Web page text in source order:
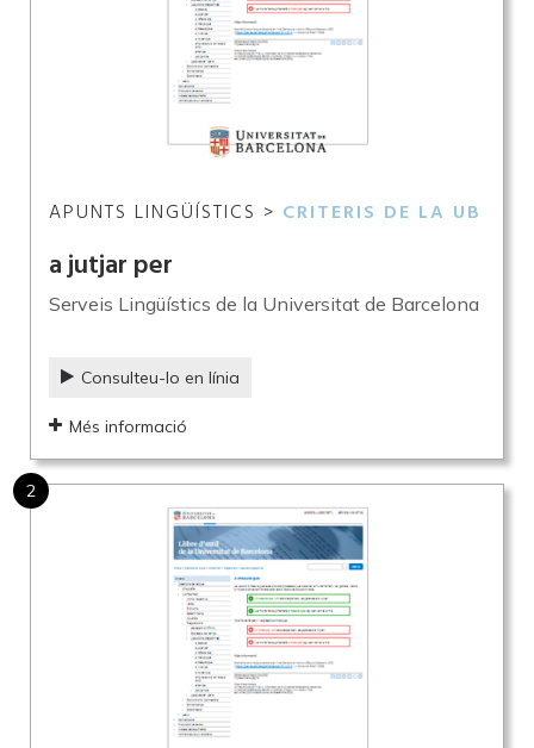
APUNTS LINGÜÍSTICS > CRITERIS DE LA UB
a jutjar per
Serveis Lingüístics de la Universitat de Barcelona
Consulteu-lo en línia
Més informació
2